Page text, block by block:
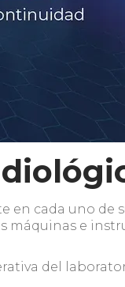
en cada uno de
máquinas e
del